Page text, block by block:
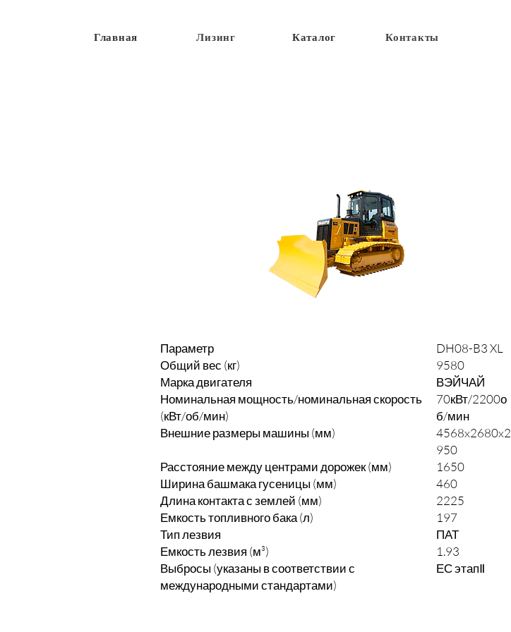
Главная Лизинг Каталог Контакты
Параметр
DH08-B3 XL
Общий вес (кг)
9580
Марка двигателя
ВЭЙЧАЙ
Номинальная мощность/номинальная скорость
(кВт/об/мин)
70кВт/2200о
б/мин
Внешние размеры машины (мм)
4568x2680x2
950
Расстояние между центрами дорожек (мм)
1650
Ширина башмака гусеницы (мм)
460
Длина контакта с землей (мм)
2225
Емкость топливного бака (л)
197
Тип лезвия
ПАТ
Емкость лезвия (м³)
1.93
Выбросы (указаны в соответствии с
международными стандартами)
ЕС этапⅡ